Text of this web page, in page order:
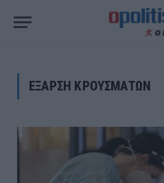
ΕΞΑΡΣΗ ΚΡΟΥΣΜΑΤΩΝ